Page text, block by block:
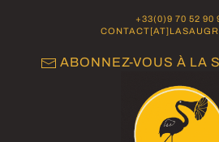
+33(0)9 70 52 90
ABONNEZ-VOUS À LA